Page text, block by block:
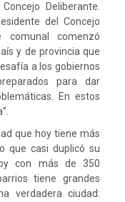
Deliberante.
del Concejo
comunal comenzó
y de provincia que
a los gobiernos
para dar
En estos
que hoy tiene más
que casi duplicó su
con más de 350
tiene grandes
verdadera ciudad: